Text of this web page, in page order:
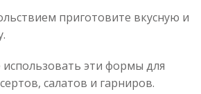
приготовите вкусную и
эти формы для
салатов и гарниров.